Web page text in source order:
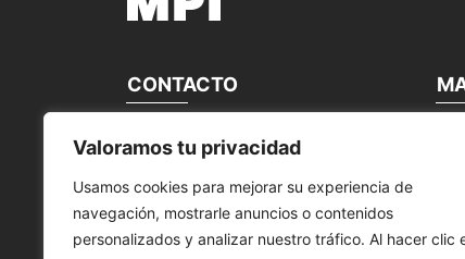
Valoramos tu privacidad
Usamos cookies para mejorar su experiencia de
navegación, mostrarle anuncios o contenidos
personalizados y analizar nuestro tráfico. Al hacer clic
CONTACTO
MANTENIMIENTO PERIFÉRICOS
INFORMÁTICOS, S.L.
Calle Canteras, 22
28860 Paracuellos de Jarama Madrid,
España